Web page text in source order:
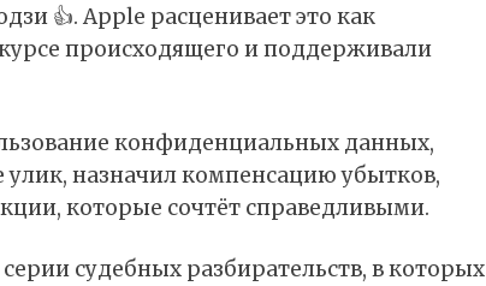
👍. Apple расценивает это как
происходящего и поддерживали
конфиденциальных данных,
улик, назначил компенсацию убытков,
которые сочтёт справедливыми.
судебных разбирательств, в которых